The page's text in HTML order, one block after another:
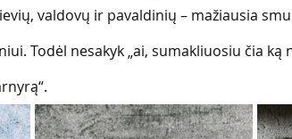
valdovų ir pavaldinių – mažiausia
Todėl nesakyk „ai, sumakliuosiu čia ką